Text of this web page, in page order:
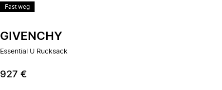
Fast weg
GIVENCHY
Essential U Rucksack
927 €